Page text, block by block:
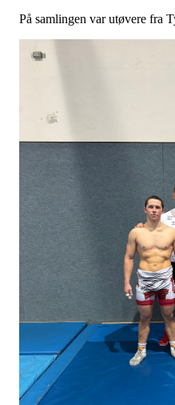
På samlingen var utøvere fra